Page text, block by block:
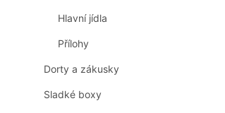
Hlavní jídla
Přílohy
Dorty a zákusky
Sladké boxy